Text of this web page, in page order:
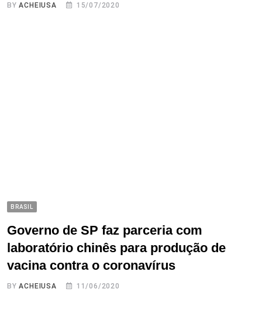
BYACHEIUSA 15/07/2020
BRASIL
Governo de SP faz parceria com
laboratório chinês para produção de
vacina contra o coronavírus
BYACHEIUSA 11/06/2020